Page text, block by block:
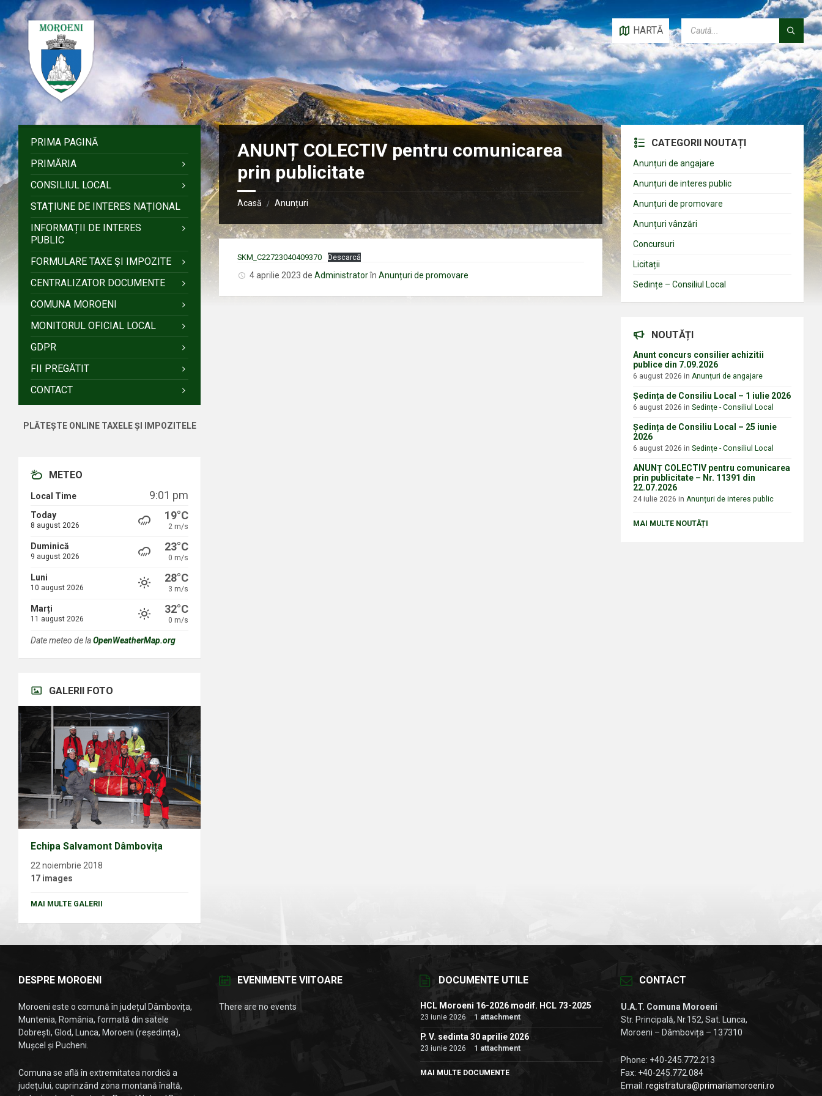
la
conținut
la
bara
laterală
stângă
la
bara
laterală
dreaptă
la
subsol
HARTĂ
ANUNȚ COLECTIV pentru comunicarea
prin publicitate
Acasă / Anunțuri
SKM_C22723040409370 Descarcă
4 aprilie 2023deAdministrator înAnunțuri de promovare
PRIMA PAGINĂ
PRIMĂRIA
CONSILIUL LOCAL
STAȚIUNE DE INTERES NAȚIONAL
INFORMAȚII DE INTERES
PUBLIC
FORMULARE TAXE ȘI IMPOZITE
CENTRALIZATOR DOCUMENTE
COMUNA MOROENI
MONITORUL OFICIAL LOCAL
GDPR
FII PREGĂTIT
CONTACT
PLĂTEȘTE ONLINE TAXELE ȘI IMPOZITELE
METEO
Local Time 9:01 pm
Today
8 august 2026
19°C
2 m/s
Duminică
9 august 2026
23°C
0 m/s
Luni
10 august 2026
28°C
3 m/s
Marți
11 august 2026
32°C
0 m/s
Date meteo de laOpenWeatherMap.org
GALERII FOTO
Echipa Salvamont Dâmbovița
22 noiembrie 2018
17 images
MAI MULTE GALERII
CATEGORII NOUTAȚI
Anunțuri de angajare
Anunțuri de interes public
Anunțuri de promovare
Anunțuri vânzări
Concursuri
Licitații
Sedințe – Consiliul Local
NOUTĂȚI
Anunt concurs consilier achizitii
publice din 7.09.2026
6 august 2026inAnunțuri de angajare
Ședința de Consiliu Local – 1 iulie 2026
6 august 2026inSedințe - Consiliul Local
Ședința de Consiliu Local – 25 iunie
2026
6 august 2026inSedințe - Consiliul Local
ANUNȚ COLECTIV pentru comunicarea
prin publicitate – Nr. 11391 din
22.07.2026
24 iulie 2026inAnunțuri de interes public
MAI MULTE NOUTĂȚI
DESPRE MOROENI
Moroeni este o comună în județul Dâmbovița,
Muntenia, România, formată din satele
Dobrești, Glod, Lunca, Moroeni (reședința),
Mușcel și Pucheni.
Comuna se află în extremitatea nordică a
județului, cuprinzând zona montană înaltă,
EVENIMENTE VIITOARE
There are no events
DOCUMENTE UTILE
HCL Moroeni 16-2026 modif. HCL 73-2025
23 iunie 2026 1 attachment
P. V. sedinta 30 aprilie 2026
23 iunie 2026 1 attachment
MAI MULTE DOCUMENTE
CONTACT
U.A.T. Comuna Moroeni
Str. Principală, Nr.152, Sat. Lunca,
Moroeni – Dâmbovița – 137310
Phone: +40-245.772.213
Fax: +40-245.772.084
Email:registratura@primariamoroeni.ro